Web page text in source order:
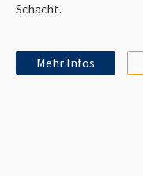
Schacht.
Mehr Infos